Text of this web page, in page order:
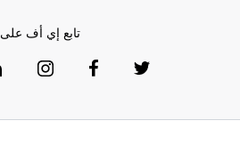
تابع إي أف على